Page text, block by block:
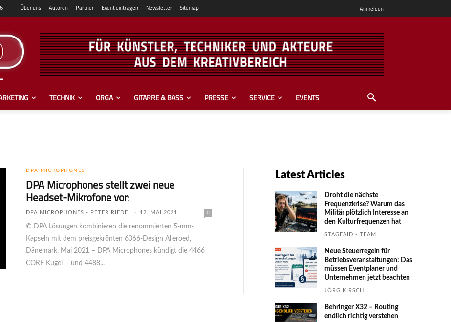
Über uns Autoren Partner Event eintragen Newsletter Sitemap Anmelden
TECHNIK ORGA GITARRE & BASS PRESSE SERVICE EVENTS
DPA MICROPHONES
DPA Microphones stellt zwei neue
Headset-Mikrofone vor:
DPA MICROPHONES - PETER RIEDEL - 12. MAI 2021 0
© DPA Lösungen kombinieren die renommierten 5-mm-
Kapseln mit dem preisgekrönten 6066-Design Alleroed,
Dänemark, Mai 2021 – DPA Microphones kündigt die 4466
CORE Kugel - und 4488...
Latest Articles
Droht die nächste
Frequenzkrise? Warum das
Mili­tär plötzlich Inte­resse an
den Kultur­fre­quen­zen hat
STAGEAID - TEAM
Neue Steuerregeln für
Betriebs­ver­an­stal­tungen: Das
müssen Event­planer und
Unter­nehmen jetzt beachten
JÖRG KIRSCH
Behringer X32 – Routing
endlich richtig verstehen